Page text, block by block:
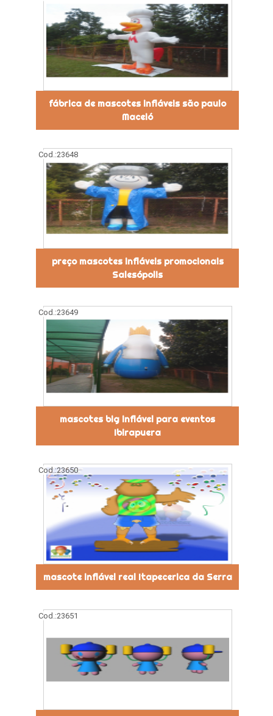
fábrica de mascotes infláveis são paulo
Maceió
Cod.:23648
preço mascotes infláveis promocionais
Salesópolis
Cod.:23649
mascotes big inflável para eventos
Ibirapuera
Cod.:23650
mascote inflável real Itapecerica da Serra
Cod.:23651